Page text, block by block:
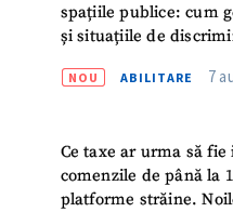
spațiile publice: cum
și situațiile de
NOU ABILITARE 7
Ce taxe ar urma să
comenzile de până la
platforme străine.